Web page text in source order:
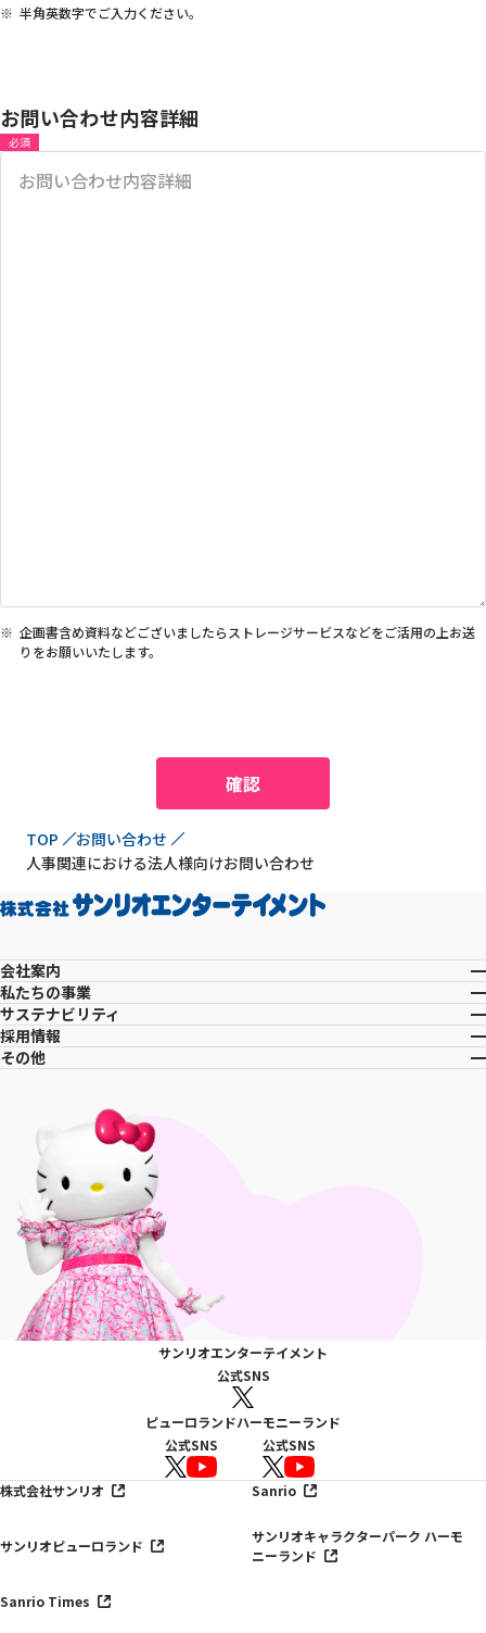
半角英数字でご入力ください。
お問い合わせ内容詳細
必須
企画書含め資料などございましたらストレージサービスなどをご活用の上お送
りをお願いいたします。
現在位置
TOP
お問い合わせ
人事関連における法人様向けお問い合わせ
会社案内
私たちの事業
サステナビリティ
採用情報
その他
サンリオエンターテイメント
公式SNS
ピューロランド
公式SNS
ハーモニーランド
公式SNS
株式会社サンリオ Sanrio
サンリオピューロランド
サンリオキャラクターパーク ハーモ
ニーランド
Sanrio Times